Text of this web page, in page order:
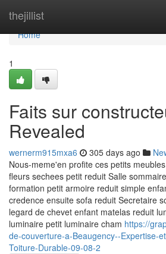
thejillist
Home
Home
1
Faits sur
Revealed
wernerm915mxa6 305 days ago
Nous-meme'en profite ces petits
fleurs sechees petit reduit Salle
formation petit armoire reduit simple
credence ensuite sofa reduit Secretaire
legard de chevet enfant matelas reduit
luminaire petit luminaire cham https://
de-couverture-a-Beaugency--Expertise-
Toiture-Durable-09-08-2